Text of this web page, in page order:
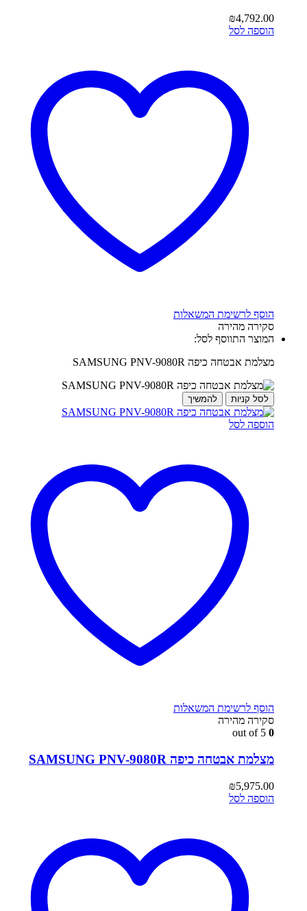
₪4,792.00
הוספה לסל
הוסף לרשימת המשאלות
סקירה מהירה
המוצר התווסף לסל:
מצלמת אבטחה כיפה SAMSUNG PNV-9080R
לסל קניות להמשיך
הוספה לסל
הוסף לרשימת המשאלות
סקירה מהירה
0
מצלמת אבטחה כיפה SAMSUNG PNV-9080R
₪5,975.00
הוספה לסל